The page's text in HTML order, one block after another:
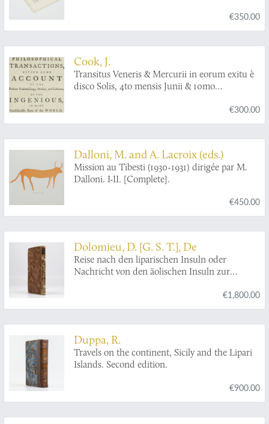
communicated by J. Bevis, M. D. F. R. S.
€350.00
Cook, J.
Transitus Veneris & Mercurii in eorum exitu è
disco Solis, 4to mensis Junii & 10mo
€300.00
Dalloni, M. and A. Lacroix (eds.)
Mission au Tibesti (1930-1931) dirigée par M.
Dalloni. I-II. [Complete].
€450.00
Dolomieu, D. [G. S. T.], De
Reise nach den liparischen Insuln oder
Nachricht von den äolischen Insuln zur
Vulkane. Nebst einer Abhandlung über eine
Art von Luftvulkan, und einer andern über die
Wärme.
€1,800.00
Duppa, R.
Travels on the continent, Sicily and the Lipari
Islands. Second edition.
€900.00